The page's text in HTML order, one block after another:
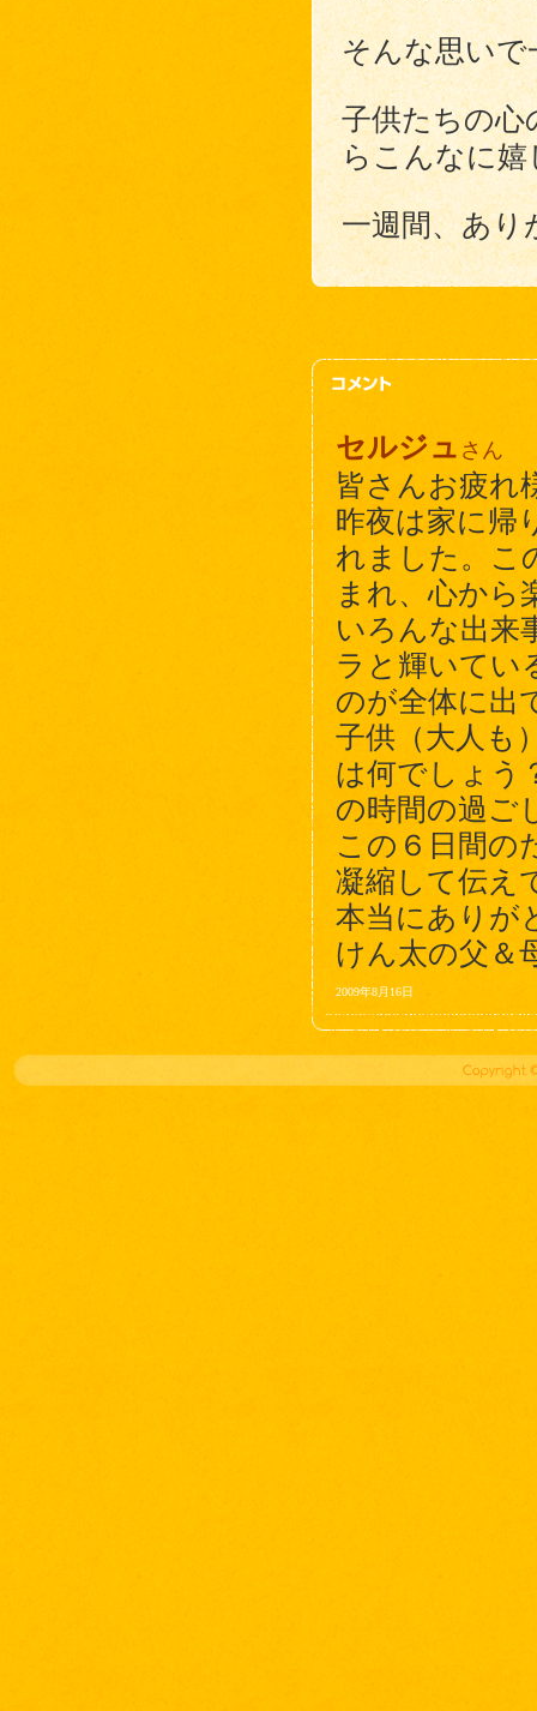
そんな思いで
子供たちの心
らこんなに
一週間、あり
セルジュ さん
皆さんお疲れ
昨夜は家に帰
れました。こ
まれ、心から
いろんな出来
ラと輝いてい
のが全体に出
子供（大人も
は何でしょう
の時間の過ご
この６日間
凝縮して伝え
本当にありが
けん太の父＆
2009年8月16日